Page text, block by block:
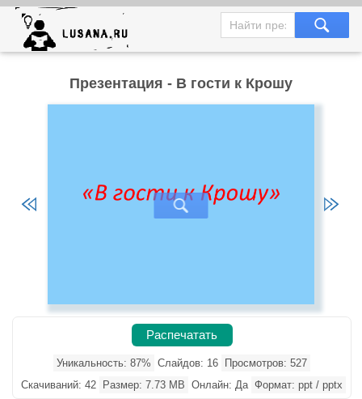
Презентация - В гости к Крошу
Распечатать
Уникальность: 87% Слайдов: 16
Просмотров: 527
Скачиваний: 42
Размер: 7.73 MB Онлайн: Да Формат: ppt / pptx